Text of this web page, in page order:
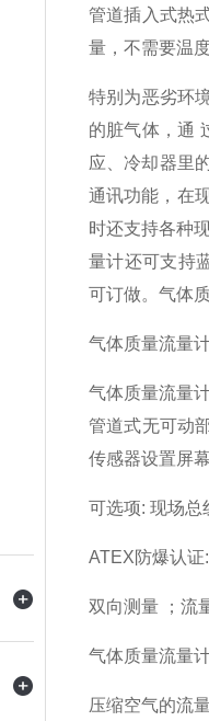
管道插入式热
量，不需要温
特别为恶劣环
的脏气体，通
应、冷却器里
通讯功能，在
时还支持各种
量计还可支持
可订做。气体
气体质量流量
气体质量流量
管道式无可动
传感器设置屏
可选项: 现场总
ATEX防爆认
双向测量 ；流
气体质量流量
压缩空气的流